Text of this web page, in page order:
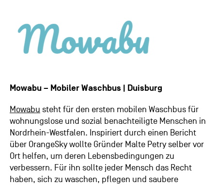
Mowabu – Mobiler Waschbus | Duisburg
Mowabu steht für den ersten mobilen Waschbus für
wohnungslose und sozial benachteiligte Menschen in
Nordrhein-Westfalen. Inspiriert durch einen Bericht
über OrangeSky wollte Gründer Malte Petry selber vor
Ort helfen, um deren Lebensbedingungen zu
verbessern. Für ihn sollte jeder Mensch das Recht
haben, sich zu waschen, pflegen und saubere